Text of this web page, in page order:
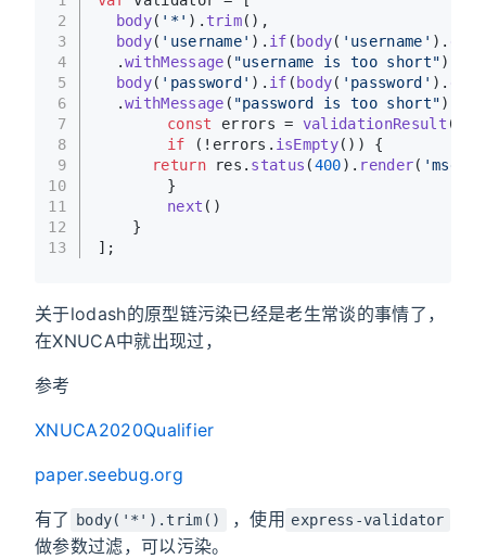
2
3
4
5
6
7
8
9
10
11
12
13
body( '*' ). trim(),
body( 'username' ). if ( body( 'username' ).
  .
withMessage ( "username is too short"),
body( 'password' ). if ( body( 'password' ).
  .
withMessage ( "password is too short"),
const
errors = validationResult
if (!errors. isEmpty()) {
return res. status (400). render( 'msg'
		}
next ()
	}
];
关于lodash的原型链污染已经是老生常谈的事情了，
在XNUCA中就出现过，
参考
XNUCA2020Qualifier
paper.seebug.org
有了 body('*').trim() ，使用 express-validator
做参数过滤，可以污染。